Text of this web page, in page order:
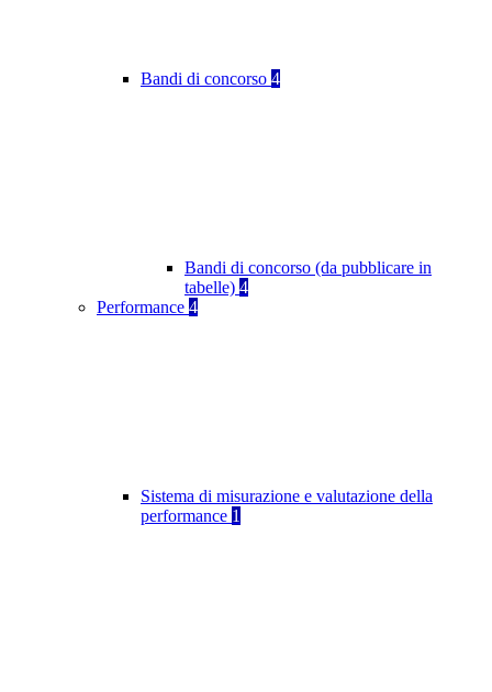
Bandi di concorso 4
Bandi di concorso (da pubblicare in
tabelle) 4
Performance 4
Sistema di misurazione e valutazione della
performance 1